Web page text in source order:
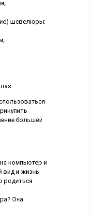
шевелюры;
большей
компьютер и
вид и жизнь
родиться
Она